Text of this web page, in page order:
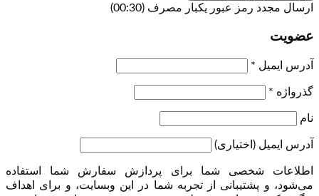
ارسال مجدد رمز عبور یکبار مصرف (00:
30
)
عضویت
آدرس ایمیل *
گذرواژه *
نام
آدرس ایمیل (اختیاری)
اطلاعات شخصی شما برای پردازش سفارش شما استفاده
می‌شود، و پشتیبانی از تجربه شما در این وبسایت، و برای اهداف